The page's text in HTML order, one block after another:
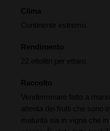
Clima
Continente estremo.
Rendimento
22 ettolitri per ettaro.
Raccolto
Vendemmiare fatto a
attenta dei frutti che sono
maturità sia in vigna che